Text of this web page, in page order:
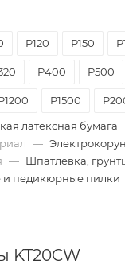
P120 P150
P400 P500
P1500
латексная бумага
—
— Шпатлевка,
педикюрные пилки
KT20CW